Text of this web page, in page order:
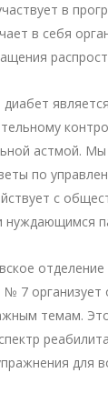
в
в себя
диабет
астмой.
по
с
№ 7
темам.
для